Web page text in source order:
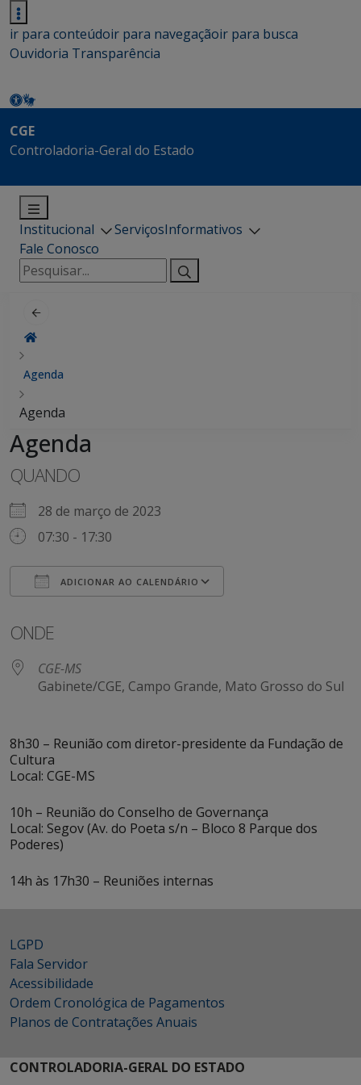
ir para conteúdoir para navegaçãoir para busca
Ouvidoria Transparência
CGE
Controladoria-Geral do Estado
Institucional ServiçosInformativos
Fale Conosco
Pesquisar
por:
Agenda
Agenda
Agenda
QUANDO
28 de março de 2023
07:30 - 17:30
ADICIONAR AO CALENDÁRIO
ONDE
CGE-MS
Gabinete/CGE, Campo Grande, Mato Grosso do Sul
8h30 – Reunião com diretor-presidente da Fundação de
Cultura
Local: CGE-MS
10h – Reunião do Conselho de Governança
Local: Segov (Av. do Poeta s/n – Bloco 8 Parque dos
Poderes)
14h às 17h30 – Reuniões internas
LGPD
Fala Servidor
Acessibilidade
Ordem Cronológica de Pagamentos
Planos de Contratações Anuais
CONTROLADORIA-GERAL DO ESTADO